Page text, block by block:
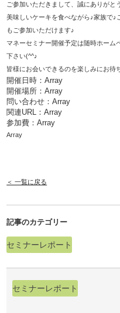
ご参加いただきまして、誠にありがと
美味しいケーキを食べながら♪家族で
もご参加いただけます♪
マネーセミナー開催予定は随時ホーム
下さい(^^♪
皆様にお会いできるのを楽しみにお待
開催日時：Array
開催場所：Array
問い合わせ：Array
関連URL：Array
参加費：Array
Array
＜ 一覧に戻る
記事のカテゴリー
セミナーレポート
セミナーレポート